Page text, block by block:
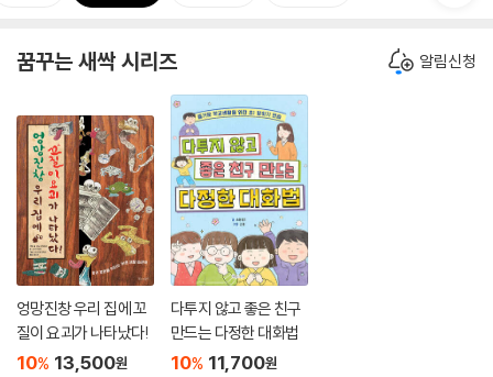
꿈꾸는 새싹 시리즈 알림신청
엉망진창 우리 집에 꼬
질이 요괴가 나타났다!
10% 13,500원
다투지 않고 좋은 친구
만드는 다정한 대화법
10% 11,700원